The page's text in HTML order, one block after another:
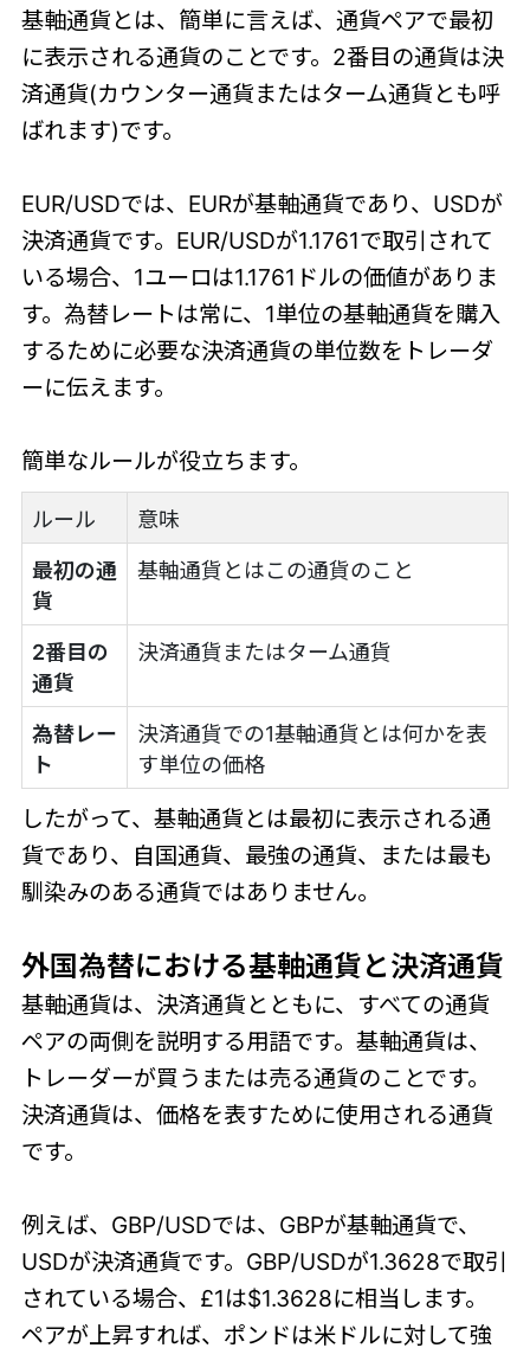
基軸通貨とは、簡単に言えば、通貨ペアで最初
に表示される通貨のことです。2番目の通貨は決
済通貨(カウンター通貨またはターム通貨とも呼
ばれます)です。
EUR/USDでは、EURが基軸通貨であり、USDが
決済通貨です。EUR/USDが1.1761で取引されて
いる場合、1ユーロは1.1761ドルの価値がありま
す。為替レートは常に、1単位の基軸通貨を購入
するために必要な決済通貨の単位数をトレーダ
ーに伝えます。
簡単なルールが役立ちます。
ルール 意味
最初の通
貨
基軸通貨とはこの通貨のこと
2番目の
通貨
決済通貨またはターム通貨
為替レー
ト
決済通貨での1基軸通貨とは何かを表
す単位の価格
したがって、基軸通貨とは最初に表示される通
貨であり、自国通貨、最強の通貨、または最も
馴染みのある通貨ではありません。
外国為替における基軸通貨と決済通貨
基軸通貨は、決済通貨とともに、すべての通貨
ペアの両側を説明する用語です。基軸通貨は、
トレーダーが買うまたは売る通貨のことです。
決済通貨は、価格を表すために使用される通貨
です。
例えば、GBP/USDでは、GBPが基軸通貨で、
USDが決済通貨です。GBP/USDが1.3628で取引
されている場合、£1は$1.3628に相当します。
ペアが上昇すれば、ポンドは米ドルに対して強